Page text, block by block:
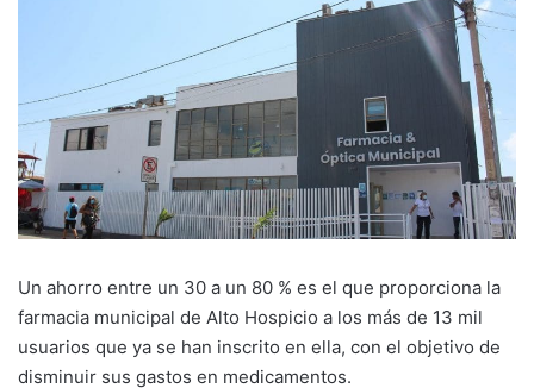
Un ahorro entre un 30 a un 80 % es el que proporciona la
farmacia municipal de Alto Hospicio a los más de 13 mil
usuarios que ya se han inscrito en ella, con el objetivo de
disminuir sus gastos en medicamentos.